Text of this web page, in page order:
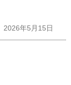
2026年5月15日